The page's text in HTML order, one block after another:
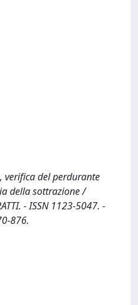
verifica del perdurante
della sottrazione /
- ISSN 1123-5047. -
876.